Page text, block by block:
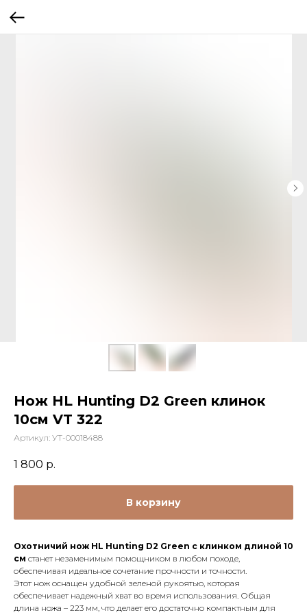
Нож HL Hunting D2 Green клинок
10см VT 322
Артикул: УТ-00018488
1 800 р.
В корзину
Охотничий нож HL Hunting D2 Green с клинком длиной 10
см станет незаменимым помощником в любом походе,
обеспечивая идеальное сочетание прочности и точности.
Этот нож оснащен удобной зеленой рукоятью, которая
обеспечивает надежный хват во время использования. Общая
длина ножа – 223 мм, что делает его достаточно компактным для